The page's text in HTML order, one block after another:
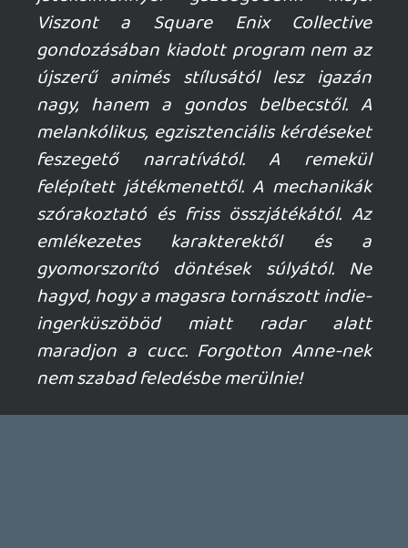
Lavitz 2018.05.12 10:09:15 #007np
Köszi a tesztet. Az interaktív mese miatt
viszont nálam automatikusan lekerül abba
a bizonyos "majd jó lesz" kategóriába
Igen ezek a fura acsik, nem éppen tesznek
jót 1-1 játéknak. Főleg ha a tört része olyan
acsi ami kb elérhetetlen nehéz. Itt nem
tudom milyen. Legutóbb én a Guitar Hero
Live és a Dirt Rally-nál láttam. Sajnos a mai
napig ott rondít a Luxor 2 nevű csoda ahol
először beleléptem ebbe a tört acsiba.
van havi acsi toplista, pont a tört pontok
miatt kerülhetsz előrébb. 🙂
Insect 2018.05.12 09:45:15 #007no
Erre tényleg nehéz rátalálni, köszi, 15 -én
jön Steamre, jövő hétvégére jó lesz 🙂